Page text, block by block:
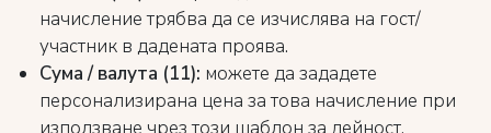
начисление трябва да се изчислява на гост/
участник в дадената проява.
Сума / валута (11): можете да зададете
персонализирана цена за това начисление при
използване чрез този шаблон за дейност.